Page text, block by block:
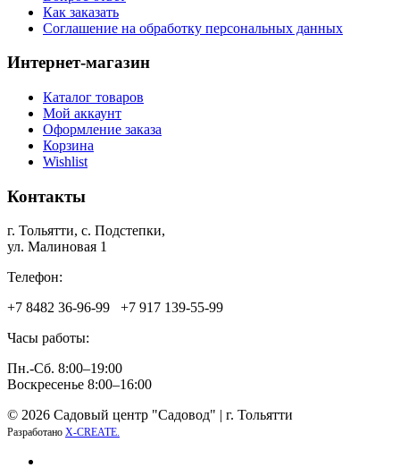
Как заказать
Соглашение на обработку персональных данных
Интернет-магазин
Каталог товаров
Мой аккаунт
Оформление заказа
Корзина
Wishlist
Контакты
г. Тольятти, c. Подстепки,
ул. Малиновая 1
Телефон:
+7 8482 36‑96-99 +7 917 139‑55-99
Часы работы:
Пн.-Сб. 8:00–19:00
Воскресенье 8:00–16:00
© 2026 Садовый центр "Садовод" | г. Тольятти
Разработано X-CREATE.